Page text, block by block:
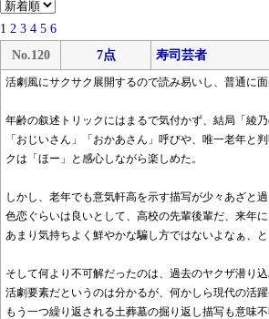
1 2 3 4 5 6
No.120
7点 寿司芸者
活劇風にサクサク展開するので読み易いし、普通に面
年齢の叙述トリックにはまるで気付かず、結局「綾
「おじいさん」「おかあさん」呼びや、唯一老年と
クは「ほー」と感心しながら楽しめた。
しかし、老年でも意気軒高を示す描写が少々あざと過
色恋ぐらいは良いとして、高校の先輩後輩だ、来年
あまり気持ちよく鮮やかな騙し方ではないよなぁ、と
そして何より不可解だったのは、過去のヤクザ潜り
活劇要素だというのは分かるが、何かしら現代の活
もう一つ繰り返される土葬墓の掘り返し描写も意味